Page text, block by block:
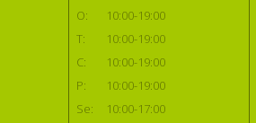
O:
10:00-19:00
T:
10:00-19:00
C:
10:00-19:00
P:
10:00-19:00
Se:
10:00-17:00